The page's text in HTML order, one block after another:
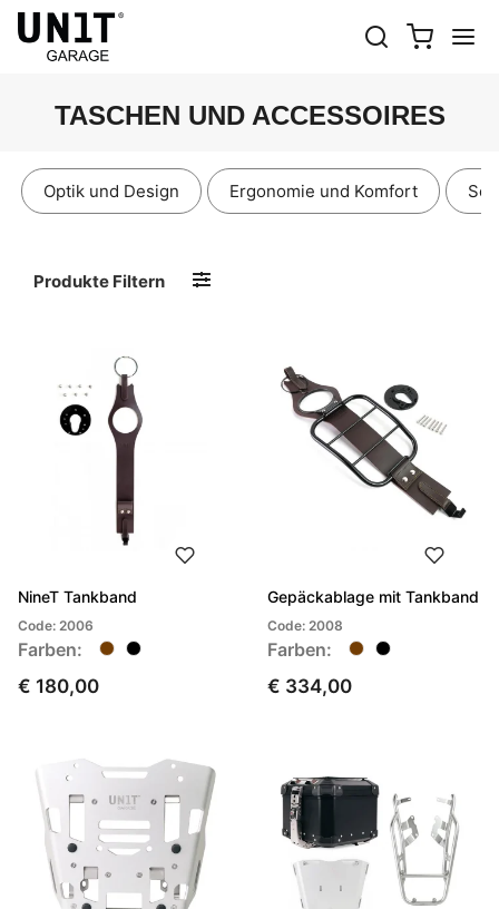
TASCHEN UND ACCESSOIRES
Optik und Design Ergonomie und Komfort
Produkte Filtern
NineT Tankband
Code: 2006
Farben:
€ 180,00
Gepäckablage mit Tankband
Code: 2008
Farben:
€ 334,00